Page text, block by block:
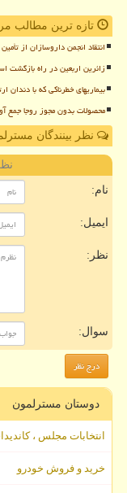
تازه ترین مطالب
انتقاد انجمن داروسازان از
زائرین اربعین در راه بازگشت
بیماریهای خطرناکی که با دندان
محصولات بدون مجوز روجا جمع
نظر بینندگان
نام:
ایمیل:
نظر:
سوال:
دوستان مسترلمون
انتخابات مجلس ،
خرید و فروش خودرو